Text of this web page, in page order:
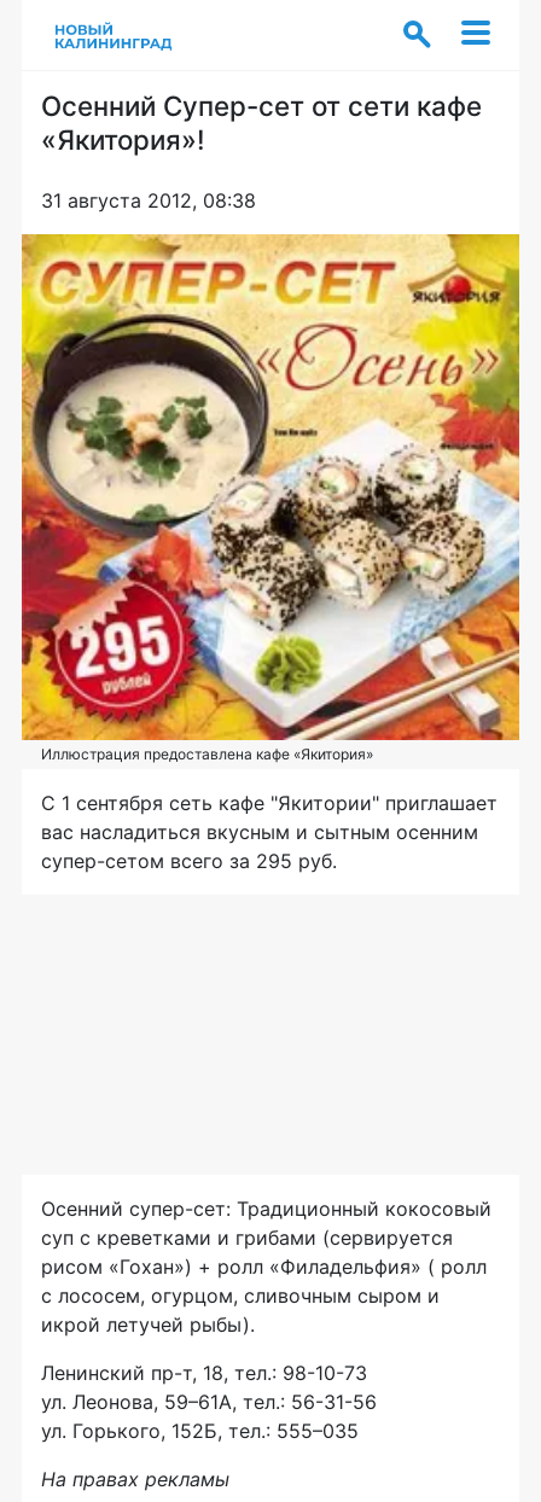
Осенний Супер-сет от сети кафе
«Якитория»!
31 августа 2012, 08:38
Иллюстрация предоставлена кафе «Якитория»
С 1 сентября сеть кафе "Якитории" приглашает
вас насладиться вкусным и сытным осенним
супер-сетом всего за 295 руб.
Осенний супер-сет: Традиционный кокосовый
суп с креветками и грибами (сервируется
рисом «Гохан») + ролл «Филадельфия» ( ролл
с лососем, огурцом, сливочным сыром и
икрой летучей рыбы).
Ленинский пр-т, 18, тел.: 98-10-73
ул. Леонова, 59–61А, тел.: 56-31-56
ул. Горького, 152Б, тел.: 555–035
На правах рекламы